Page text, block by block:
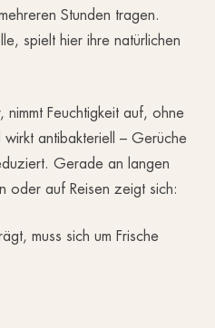
Stunden tragen.
spielt hier ihre natürlichen
nimmt Feuchtigkeit auf, ohne
antibakteriell – Gerüche
Gerade an langen
oder auf Reisen zeigt sich:
muss sich um Frische